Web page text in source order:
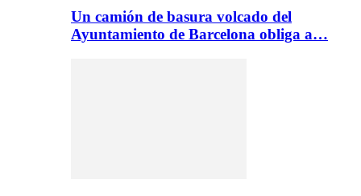
Un camión de basura volcado del
Ayuntamiento de Barcelona obliga a…